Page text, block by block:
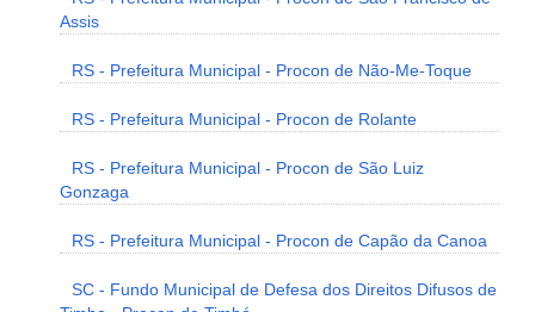
Assis
RS - Prefeitura Municipal - Procon de Não-Me-Toque
RS - Prefeitura Municipal - Procon de Rolante
RS - Prefeitura Municipal - Procon de São Luiz
Gonzaga
RS - Prefeitura Municipal - Procon de Capão da Canoa
SC - Fundo Municipal de Defesa dos Direitos Difusos de